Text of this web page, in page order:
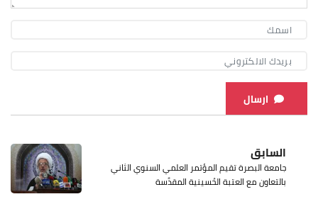
ارسال
السابق
جامعة البصرة تقيم المؤتمر العلمي السنوي الثاني
بالتعاون مع العتبة الحُسينية المقدَّسة